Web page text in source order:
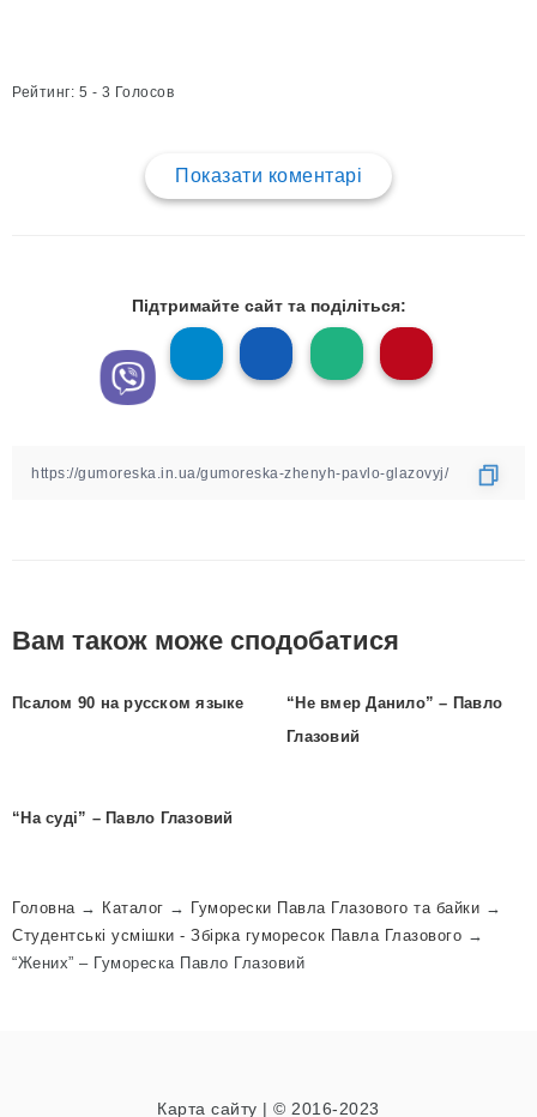
Рейтинг: 5 - 3 Голосов
Показати коментарі
Підтримайте сайт та поділіться:
Вам також може сподобатися
Псалом 90 на русском языке
“Не вмер Данило” – Павло
Глазовий
“На суді” – Павло Глазовий
Головна→ Каталог → Гуморески Павла Глазового та байки →
Студентські усмішки - Збірка гуморесок Павла Глазового →
“Жених” – Гумореска Павло Глазовий
Карта сайту | © 2016-2023